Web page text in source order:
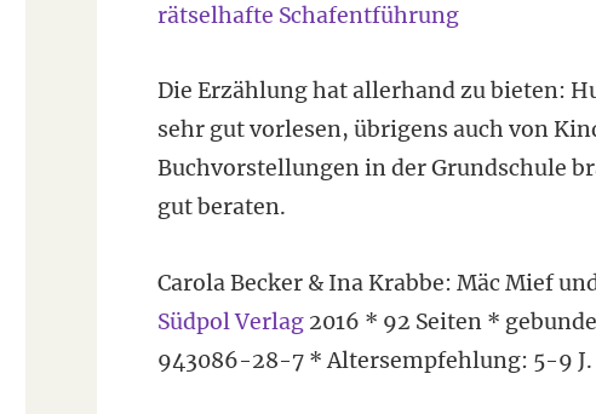
rätselhafte Schafentführung
Die Erzählung hat allerhand zu bieten:
sehr gut vorlesen, übrigens auch von
Buchvorstellungen in der Grundschule
gut beraten.
Carola Becker & Ina Krabbe: Mäc Mief
Südpol Verlag 2016 * 92 Seiten *
943086-28-7 * Altersempfehlung: 5-9 J.